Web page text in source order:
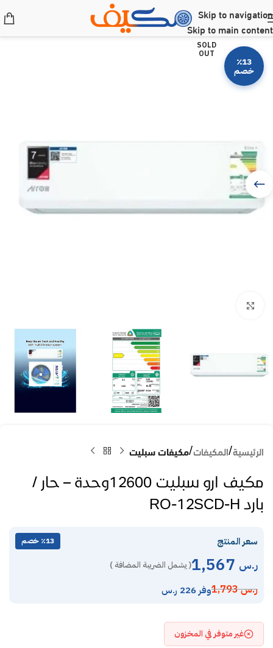
Skip to navigation
Skip to main content
SOLD
OUT
٪13
خصم
الرئيسية المكيفات مكيفات سبليت
مكيف ارو سبليت 12600وحدة – حار /
بارد RO-12SCD-H
سعر المنتج ٪13 خصم
ر.س ( يشمل الضريبة المضافة )
ر.س1,793 وفر 226 ر.س
غير متوفر في المخزون